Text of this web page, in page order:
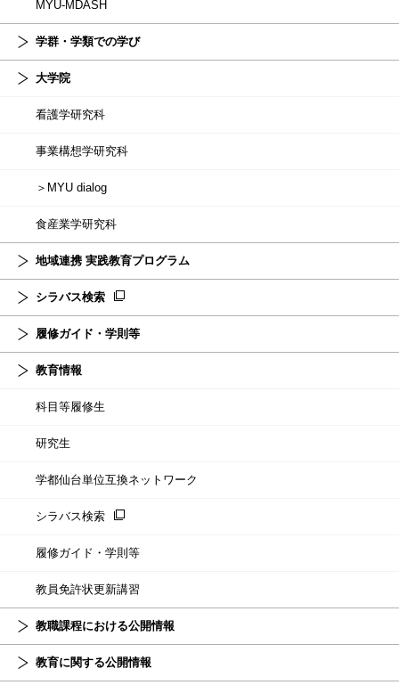
MYU-MDASH
学群・学類での学び
大学院
看護学研究科
事業構想学研究科
＞MYU dialog
食産業学研究科
地域連携 実践教育プログラム
シラバス検索
履修ガイド・学則等
教育情報
科目等履修生
研究生
学都仙台単位互換ネットワーク
シラバス検索
履修ガイド・学則等
教員免許状更新講習
教職課程における公開情報
教育に関する公開情報